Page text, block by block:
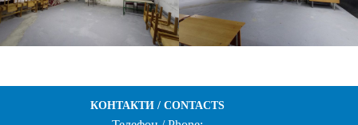
КОНТАКТИ / CONTACTS